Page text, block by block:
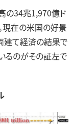
の34兆1,970億ド
現在の米国の好景
建て経済の結果で
るのがその証左で